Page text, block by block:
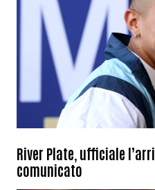
River Plate, ufficiale
comunicato